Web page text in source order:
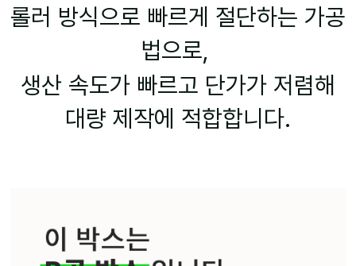
롤러 방식으로 빠르게 절단하는 가공
법으로,
생산 속도가 빠르고 단가가 저렴해
대량 제작에 적합합니다.